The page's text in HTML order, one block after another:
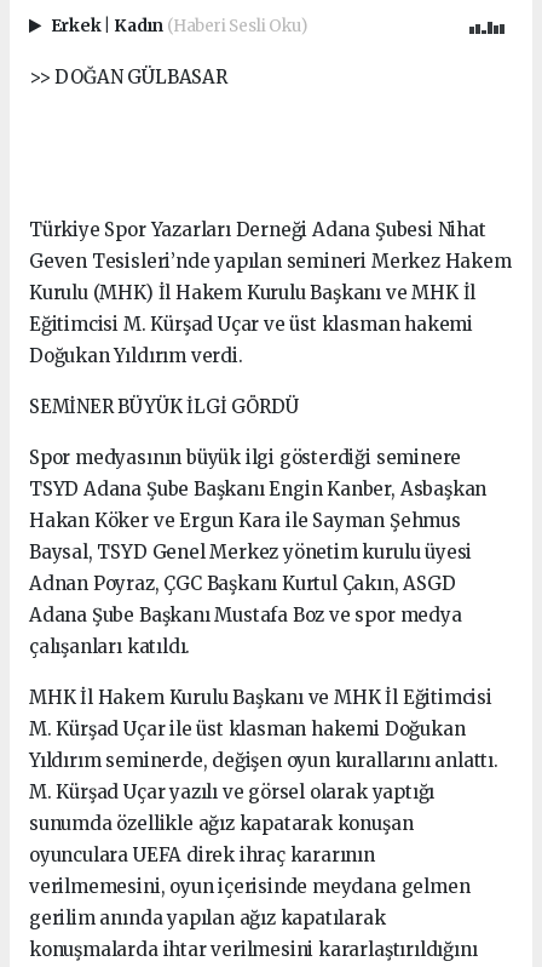
Erkek Kadın (Haberi Sesli Oku)
>> DOĞAN GÜLBASAR
Türkiye Spor Yazarları Derneği Adana Şubesi Nihat
Geven Tesisleri’nde yapılan semineri Merkez Hakem
Kurulu (MHK) İl Hakem Kurulu Başkanı ve MHK İl
Eğitimcisi M. Kürşad Uçar ve üst klasman hakemi
Doğukan Yıldırım verdi.
SEMİNER BÜYÜK İLGİ GÖRDÜ
Spor medyasının büyük ilgi gösterdiği seminere
TSYD Adana Şube Başkanı Engin Kanber, Asbaşkan
Hakan Köker ve Ergun Kara ile Sayman Şehmus
Baysal, TSYD Genel Merkez yönetim kurulu üyesi
Adnan Poyraz, ÇGC Başkanı Kurtul Çakın, ASGD
Adana Şube Başkanı Mustafa Boz ve spor medya
çalışanları katıldı.
MHK İl Hakem Kurulu Başkanı ve MHK İl Eğitimcisi
M. Kürşad Uçar ile üst klasman hakemi Doğukan
Yıldırım seminerde, değişen oyun kurallarını anlattı.
M. Kürşad Uçar yazılı ve görsel olarak yaptığı
sunumda özellikle ağız kapatarak konuşan
oyunculara UEFA direk ihraç kararının
verilmemesini, oyun içerisinde meydana gelmen
gerilim anında yapılan ağız kapatılarak
konuşmalarda ihtar verilmesini kararlaştırıldığını